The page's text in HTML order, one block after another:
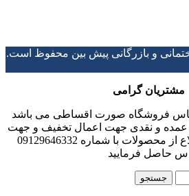
و بازرگانی پیش بین محفوظ است.
مشتریان گرامی
فروشگاه صورت اقساطی می باشد
و نقدی جهت اعمال تخفیف و جهت
استعلام موجودی و اطلاع از محصولات با شماره 09129646332
حاصل فرمایید
جستجو